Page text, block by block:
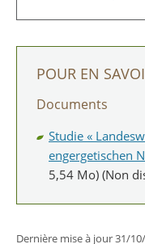
POUR EN
Documents
Studie «
engergetischen
5,54 Mo) (Non
Dernière mise à jour31/